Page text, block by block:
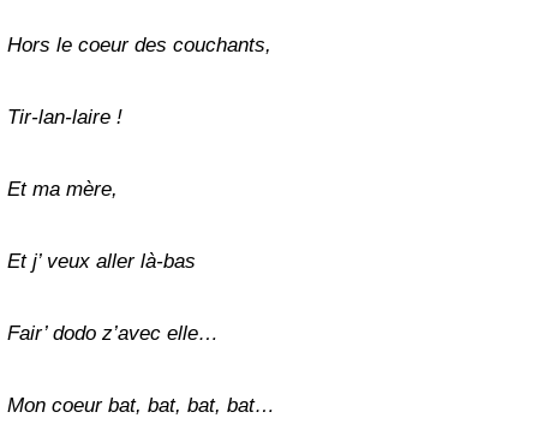
Hors le coeur des couchants,
Tir-lan-laire !
Et ma mère,
Et j’ veux aller là-bas
Fair’ dodo z’avec elle…
Mon coeur bat, bat, bat, bat…